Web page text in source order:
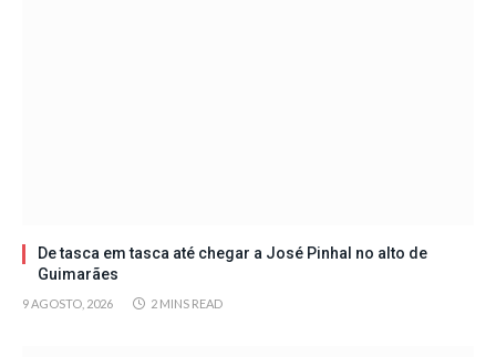
De tasca em tasca até chegar a José Pinhal no alto de
Guimarães
9 AGOSTO, 2026 2 MINS READ